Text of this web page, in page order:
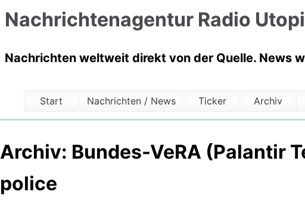
Nachrichtenagentur Radio
Nachrichten weltweit direkt von der Quelle. News
Start Nachrichten / News Ticker Archiv
Archiv: Bundes-VeRA (Palantir
police